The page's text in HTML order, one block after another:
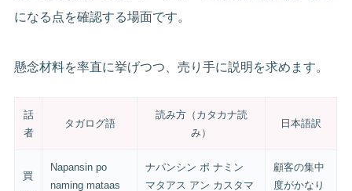
になる点を確認する場面です。
懸念材料を率直に挙げつつ、売り手に説明を求めます。
話
者
タガログ語
読み方（カタカナ読
み）
日本語訳
買
Napansin po
naming mataas
ナパンシン ポ ナミン
マタアス アン カスタマ
顧客の集中
度がかなり